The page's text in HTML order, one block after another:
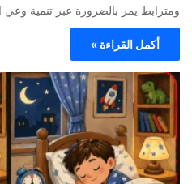
ومترابط يمر بالضرورة عبر تنمية وعي
أكمل القراءة »